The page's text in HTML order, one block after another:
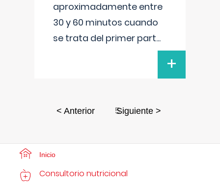
aproximadamente entre
30 y 60 minutos cuando
se trata del primer part...
+
< Anterior 5
Siguiente >
Inicio
Consultorio nutricional